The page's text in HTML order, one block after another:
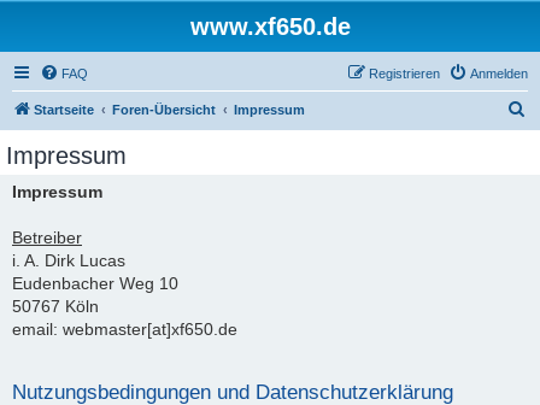
www.xf650.de
FAQ Anmelden
Registrieren
Startseite Foren-Übersicht Impressum
Impressum
Impressum
Betreiber
i. A. Dirk Lucas
Eudenbacher Weg 10
50767 Köln
email: webmaster[at]xf650.de
Nutzungsbedingungen und Datenschutzerklärung